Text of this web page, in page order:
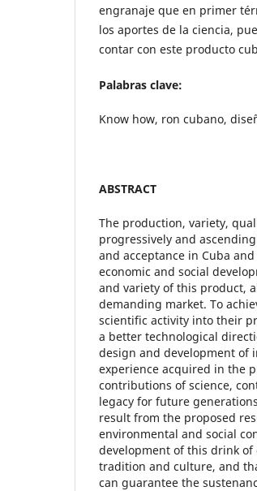
engranaje que en primer
los aportes de la ciencia,
contar con este producto
Palabras clave:
Know how, ron cubano,
ABSTRACT
The production, variety,
progressively and
and acceptance in Cuba
economic and social
and variety of this product,
demanding market. To
scientific activity into their
a better technological
design and development of
experience acquired in the
contributions of science,
legacy for future
result from the proposed
environmental and social
development of this drink
tradition and culture, and
can guarantee the